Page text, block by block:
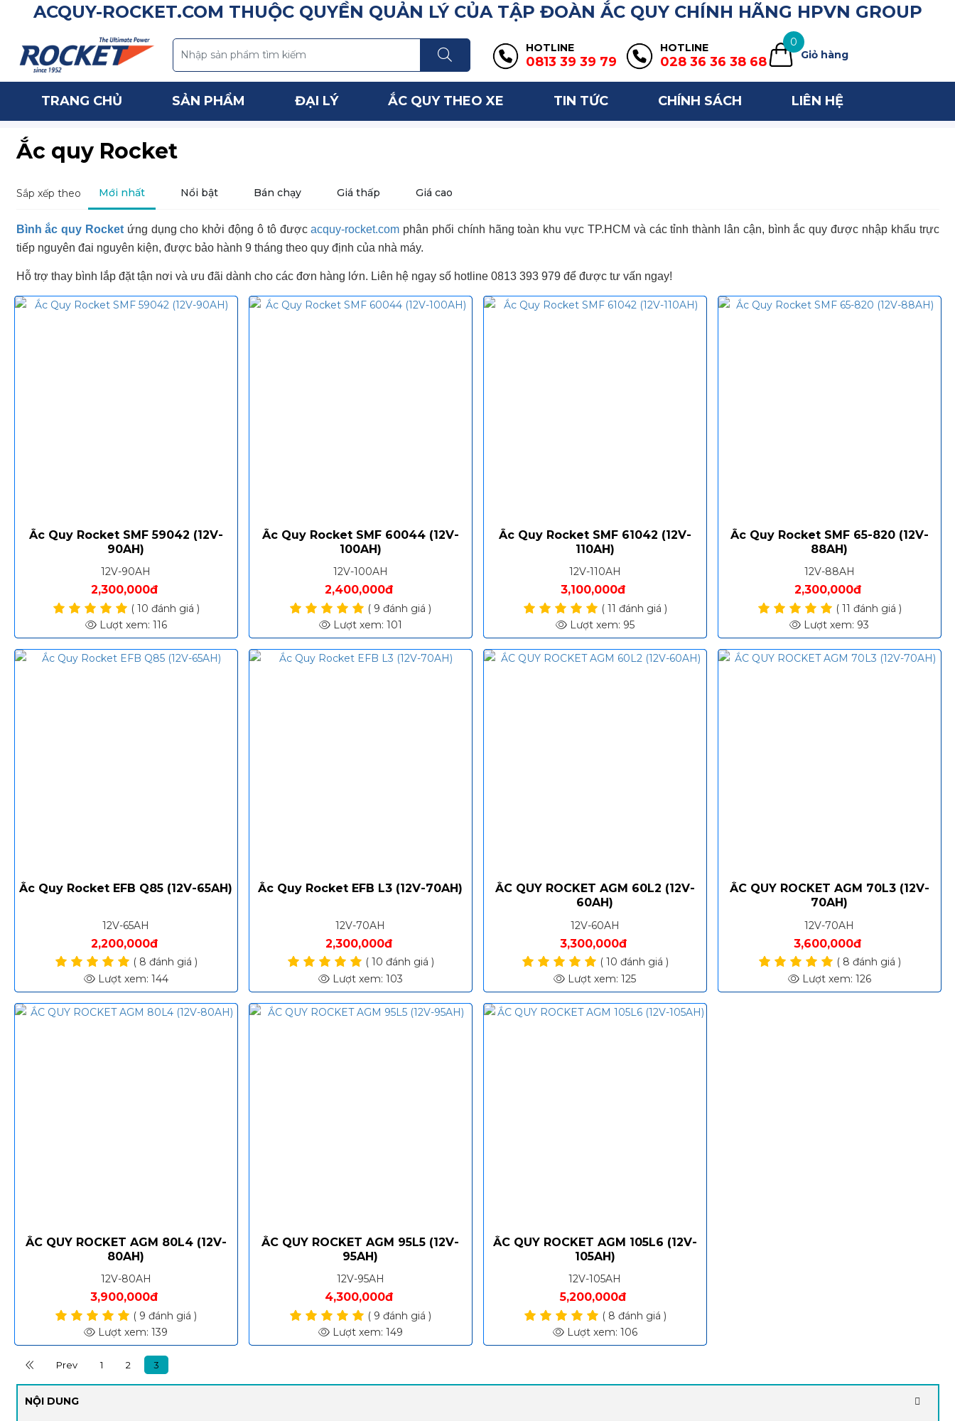
ACQUY-ROCKET.COM THUỘC QUYỀN QUẢN LÝ CỦA TẬP ĐOÀN ẮC QUY CHÍNH HÃNG HPVN GROUP
HOTLINE
0813 39 39 79
HOTLINE
028 36 36 38 68
0
Giỏ hàng
TRANG CHỦ SẢN PHẨM ĐẠI LÝ ẮC QUY THEO XE TIN TỨC CHÍNH SÁCH LIÊN HỆ
Ắc quy Rocket
Sắp xếp theo Mới nhất Nổi bật Bán chạy Giá thấp Giá cao
Bình ắc quy Rocket ứng dụng cho khởi động ô tô đượcacquy-rocket.com phân phối chính hãng toàn khu vực TP.HCM và các tỉnh thành lân cận, bình ắc quy được nhập khẩu trực
tiếp nguyên đai nguyên kiện, được bảo hành 9 tháng theo quy định của nhà máy.
Hỗ trợ thay bình lắp đặt tận nơi và ưu đãi dành cho các đơn hàng lớn. Liên hệ ngay số hotline 0813 393 979 để được tư vấn ngay!
Ắc Quy Rocket SMF 59042 (12V-
90AH)
12V-90AH
2,300,000đ
( 10 đánh giá )
Lượt xem: 116
Ắc Quy Rocket SMF 60044 (12V-
100AH)
12V-100AH
2,400,000đ
( 9 đánh giá )
Lượt xem: 101
Ắc Quy Rocket SMF 61042 (12V-
110AH)
12V-110AH
3,100,000đ
( 11 đánh giá )
Lượt xem: 95
Ắc Quy Rocket SMF 65-820 (12V-
88AH)
12V-88AH
2,300,000đ
( 11 đánh giá )
Lượt xem: 93
Ắc Quy Rocket EFB Q85 (12V-65AH)
12V-65AH
2,200,000đ
( 8 đánh giá )
Lượt xem: 144
Ắc Quy Rocket EFB L3 (12V-70AH)
12V-70AH
2,300,000đ
( 10 đánh giá )
Lượt xem: 103
ẮC QUY ROCKET AGM 60L2 (12V-
60AH)
12V-60AH
3,300,000đ
( 10 đánh giá )
Lượt xem: 125
ẮC QUY ROCKET AGM 70L3 (12V-
70AH)
12V-70AH
3,600,000đ
( 8 đánh giá )
Lượt xem: 126
ẮC QUY ROCKET AGM 80L4 (12V-
80AH)
12V-80AH
3,900,000đ
( 9 đánh giá )
Lượt xem: 139
ẮC QUY ROCKET AGM 95L5 (12V-
95AH)
12V-95AH
4,300,000đ
( 9 đánh giá )
Lượt xem: 149
ẮC QUY ROCKET AGM 105L6 (12V-
105AH)
12V-105AH
5,200,000đ
( 8 đánh giá )
Lượt xem: 106
Prev 1 2 3
NỘI DUNG